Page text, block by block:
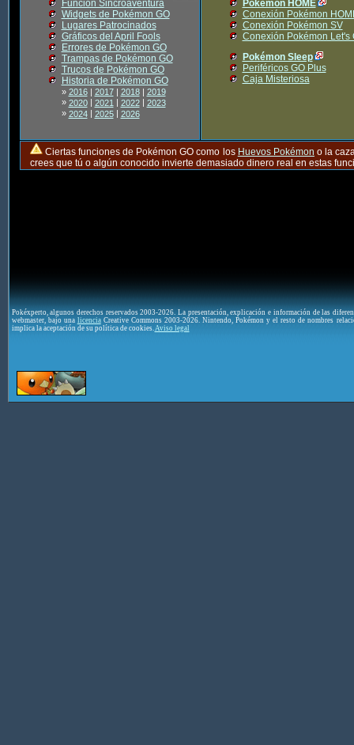
Función Sincroaventura
Widgets de Pokémon GO
Lugares Patrocinados
Gráficos del April Fools
Errores de Pokémon GO
Trampas de Pokémon GO
Trucos de Pokémon GO
Historia de Pokémon GO
» 2016| 2017| 2018| 2019
» 2020| 2021| 2022| 2023
» 2024| 2025| 2026
Pokémon HOME
Conexión Pokémon
Conexión Pokémon SV
Conexión Pokémon Let's
Pokémon Sleep
Periféricos GO Plus
Caja Misteriosa
Ciertas funciones de Pokémon GO como los Huevos Pokémon o la
crees que tú o algún conocido invierte demasiado dinero real en estas
Pokéxperto, algunos derechos reservados 2003-2026. La presentación, explicación e información de las
webmaster, bajo una licenciaCreative Commons 2003-2026. Nintendo, Pokémon y el resto de nombres
implica la aceptación de su política de cookies. Aviso legal